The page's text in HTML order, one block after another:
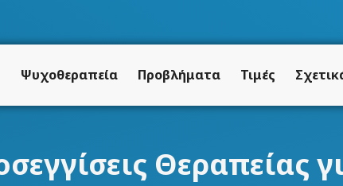
Ψυχοθεραπεία Προβλήματα Τιμές
Θεραπείας